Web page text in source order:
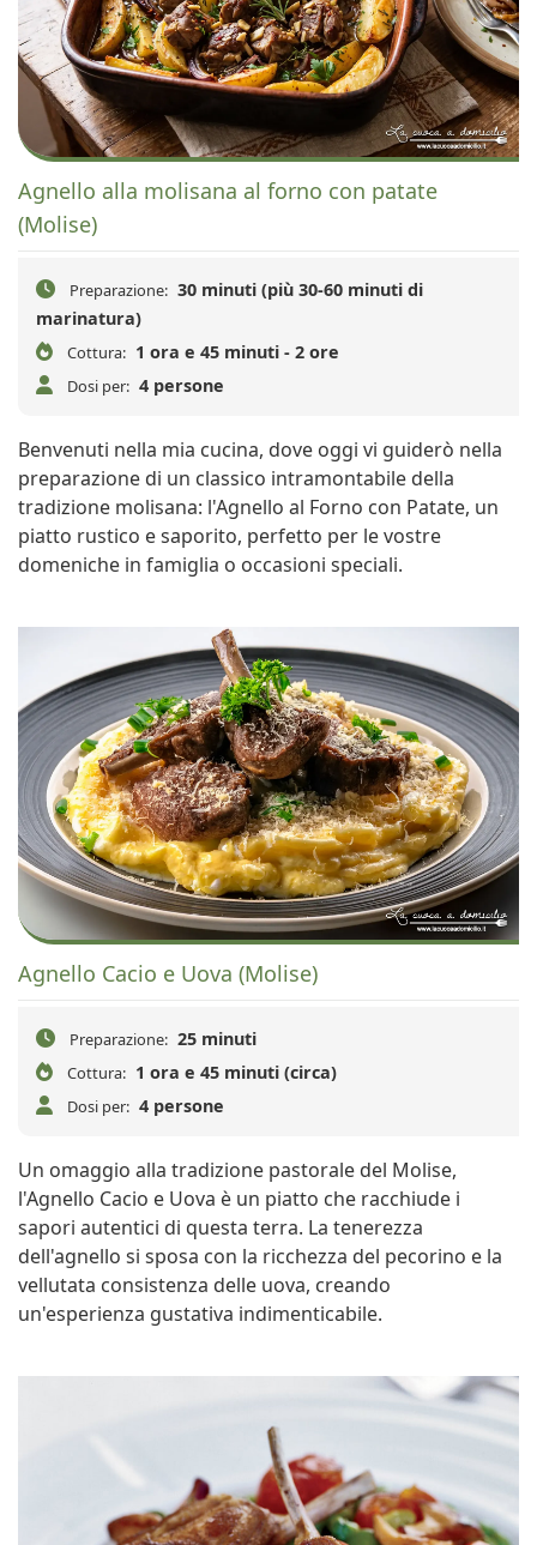
Agnello alla molisana al forno con patate
(Molise)
Preparazione: 30 minuti (più 30-60 minuti di
marinatura)
Cottura: 1 ora e 45 minuti - 2 ore
Dosi per: 4 persone
Benvenuti nella mia cucina, dove oggi vi guiderò nella
preparazione di un classico intramontabile della
tradizione molisana: l'Agnello al Forno con Patate, un
piatto rustico e saporito, perfetto per le vostre
domeniche in famiglia o occasioni speciali.
Agnello Cacio e Uova (Molise)
Preparazione: 25 minuti
Cottura: 1 ora e 45 minuti (circa)
Dosi per: 4 persone
Un omaggio alla tradizione pastorale del Molise,
l'Agnello Cacio e Uova è un piatto che racchiude i
sapori autentici di questa terra. La tenerezza
dell'agnello si sposa con la ricchezza del pecorino e la
vellutata consistenza delle uova, creando
un'esperienza gustativa indimenticabile.